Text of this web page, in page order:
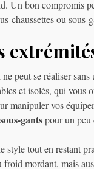
Un bon compromis
chaussettes ou
peut se réaliser sans
et isolés, qui
manipuler vos
sous-gantspour un peu
style tout en restant
froid mordant, mais